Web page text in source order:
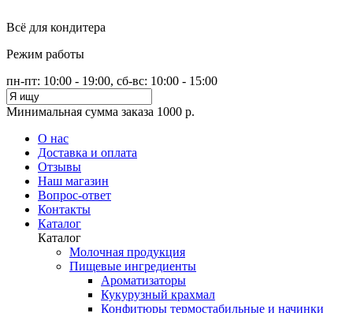
Всё для кондитера
Режим работы
пн-пт: 10:00 - 19:00, сб-вс: 10:00 - 15:00
Минимальная сумма заказа 1000 р.
О нас
Доставка и оплата
Отзывы
Наш магазин
Вопрос-ответ
Контакты
Каталог
Каталог
Молочная продукция
Пищевые ингредиенты
Ароматизаторы
Кукурузный крахмал
Конфитюры термостабильные и начинки